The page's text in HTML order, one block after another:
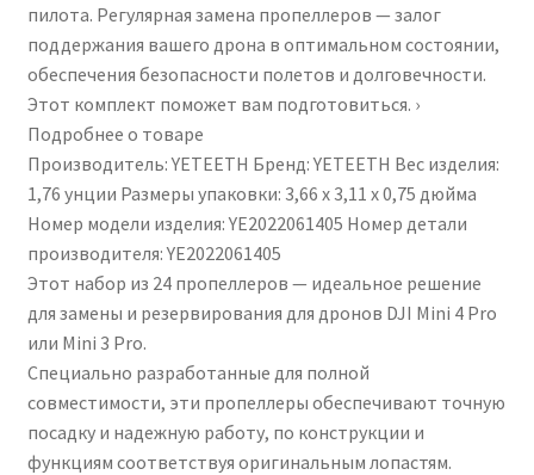
пилота. Регулярная замена пропеллеров — залог
поддержания вашего дрона в оптимальном состоянии,
обеспечения безопасности полетов и долговечности.
Этот комплект поможет вам подготовиться. ›
Подробнее о товаре
Производитель: YETEETH Бренд: YETEETH Вес изделия:
1,76 унции Размеры упаковки: 3,66 x 3,11 x 0,75 дюйма
Номер модели изделия: YE2022061405 Номер детали
производителя: YE2022061405
Этот набор из 24 пропеллеров — идеальное решение
для замены и резервирования для дронов DJI Mini 4 Pro
или Mini 3 Pro.
Специально разработанные для полной
совместимости, эти пропеллеры обеспечивают точную
посадку и надежную работу, по конструкции и
функциям соответствуя оригинальным лопастям.